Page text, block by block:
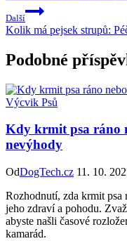
Další
Kolik má pejsek strupů:
Podobné
Výcvik Psů
Kdy krmit psa ráno
nevýhody
OdDogTech.cz 11. 10.
Rozhodnutí, zda krmit psa
jeho zdraví a pohodu.
abyste našli časové
kamarád.